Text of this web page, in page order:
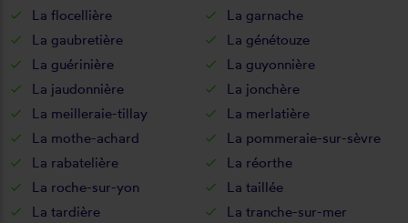
La flocellière
La garnache
La gaubretière
La génétouze
La guérinière
La guyonnière
La jaudonnière
La jonchère
La meilleraie-tillay
La merlatière
La mothe-achard
La pommeraie-sur-sèvre
La rabatelière
La réorthe
La roche-sur-yon
La taillée
La tardière
La tranche-sur-mer